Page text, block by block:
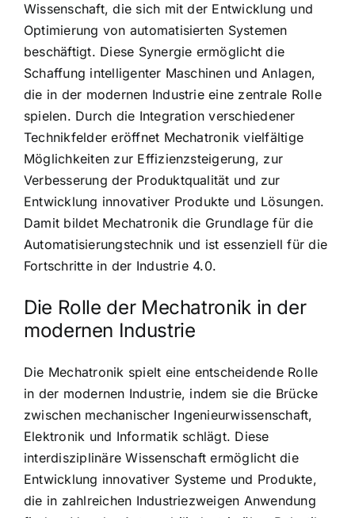
Wissenschaft, die sich mit der Entwicklung und
Optimierung von automatisierten Systemen
beschäftigt. Diese Synergie ermöglicht die
Schaffung intelligenter Maschinen und Anlagen,
die in der modernen Industrie eine zentrale Rolle
spielen. Durch die Integration verschiedener
Technikfelder eröffnet Mechatronik vielfältige
Möglichkeiten zur Effizienzsteigerung, zur
Verbesserung der Produktqualität und zur
Entwicklung innovativer Produkte und Lösungen.
Damit bildet Mechatronik die Grundlage für die
Automatisierungstechnik und ist essenziell für die
Fortschritte in der Industrie 4.0.
Die Rolle der Mechatronik in der
modernen Industrie
Die Mechatronik spielt eine entscheidende Rolle
in der modernen Industrie, indem sie die Brücke
zwischen mechanischer Ingenieurwissenschaft,
Elektronik und Informatik schlägt. Diese
interdisziplinäre Wissenschaft ermöglicht die
Entwicklung innovativer Systeme und Produkte,
die in zahlreichen Industriezweigen Anwendung